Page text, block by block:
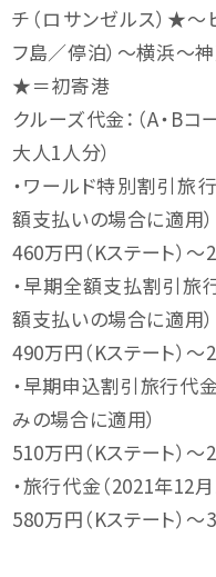
チ（ロサンゼルス）★～
フ島／停泊）～横浜～
★＝初寄港
クルーズ代金：（A・B
大人1人分）
・ワールド特別割引旅
額支払いの場合に適用）
460万円（Kステート）～
・早期全額支払割引旅
額支払いの場合に適用）
490万円（Kステート）～
・早期申込割引旅行代
みの場合に適用）
510万円（Kステート）～
・旅行代金（2021年12
580万円（Kステート）～